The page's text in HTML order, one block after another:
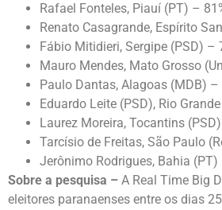
Rafael Fonteles, Piauí (PT) –
Renato Casagrande, Espírito
Fábio Mitidieri, Sergipe (PSD) –
Mauro Mendes, Mato Grosso
Paulo Dantas, Alagoas (MDB) –
Eduardo Leite (PSD), Rio
Laurez Moreira, Tocantins
Tarcísio de Freitas, São Paulo
Jerônimo Rodrigues, Bahia (PT)
Sobre a pesquisa – A Real Time Big
eleitores paranaenses entre os dias